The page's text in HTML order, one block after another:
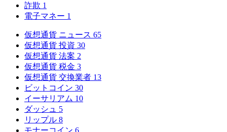
詐欺 1
電子マネー 1
仮想通貨 ニュース 65
仮想通貨 投資 30
仮想通貨 法案 2
仮想通貨 税金 3
仮想通貨 交換業者 13
ビットコイン 30
イーサリアム 10
ダッシュ 5
リップル 8
モナーコイン 6